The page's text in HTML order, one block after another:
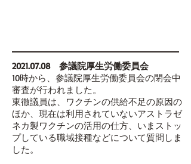
2021.07.08参議院厚生労働委員会
10時から、参議院厚生労働委員会の閉会中
審査が行われました。
東徹議員は、ワクチンの供給不足の原因の
ほか、現在は利用されていないアストラゼ
ネカ製ワクチンの活用の仕方、いまストッ
プしている職域接種などについて質問しま
した。